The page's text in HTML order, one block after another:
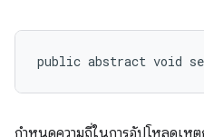
public abstract void
กำหนดความถี่ในการอัปโหลดเห